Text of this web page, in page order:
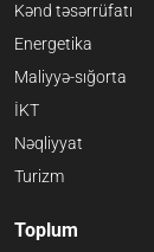
Kənd təsərrüfatı
Energetika
Maliyyə-sığorta
İKT
Nəqliyyat
Turizm
Toplum